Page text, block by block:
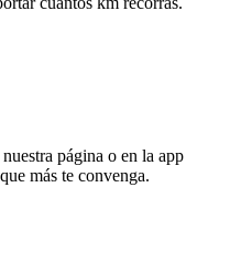
página o en la app
más te convenga.